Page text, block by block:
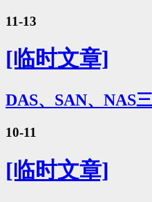
11-13
[临时文章]
DAS、SAN、NAS
10-11
[临时文章]